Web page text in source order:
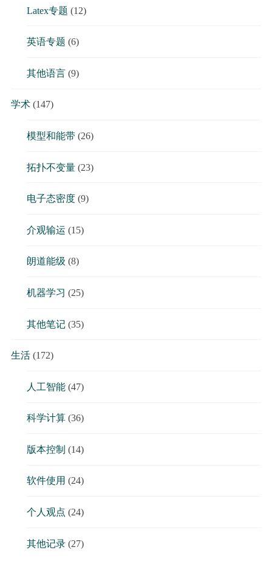
Latex专题 (12)
英语专题 (6)
其他语言(9)
学术(147)
模型和能带(26)
拓扑不变量(23)
电子态密度(9)
介观输运 (15)
朗道能级 (8)
机器学习 (25)
其他笔记(35)
生活(172)
人工智能(47)
科学计算(36)
版本控制 (14)
软件使用 (24)
个人观点 (24)
其他记录(27)